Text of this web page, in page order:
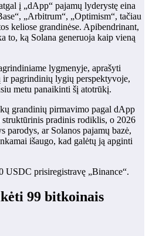
į „dApp“ pajamų lyderystę eina
„Arbitrum“, „Optimism“, tačiau
keliose grandinėse. Apibendrinant,
to, ką Solana generuoja kaip vieną
lygmenyje, aprašyti
ir pagrindinių lygių perspektyvoje,
metu panaikinti šį atotrūkį.
grandinių pirmavimo pagal dApp
struktūrinis pradinis rodiklis, o 2026
parodys, ar Solanos pajamų bazė,
išaugo, kad galėtų ją apginti
prisiregistravę „Binance“.
99 bitkoinais